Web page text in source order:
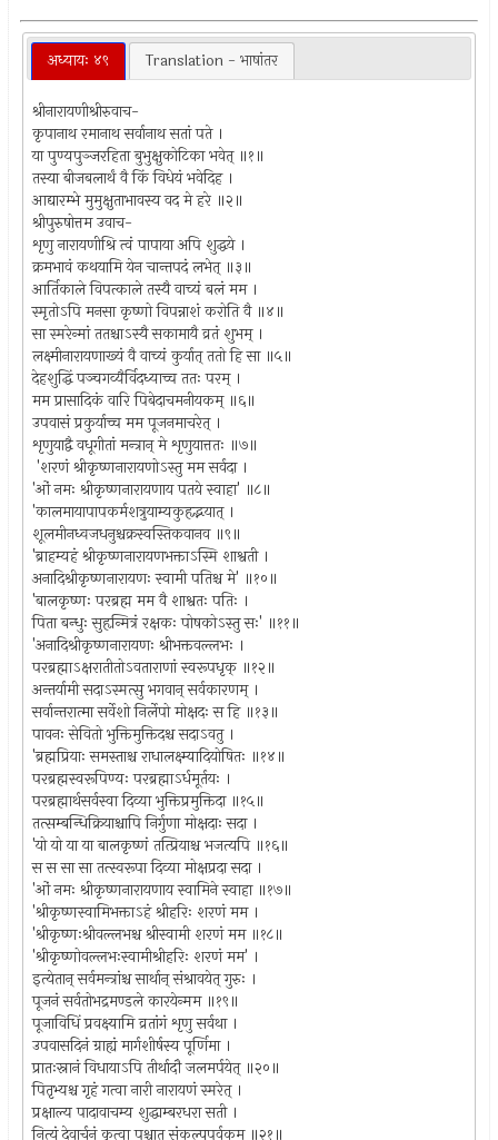
अध्यायः ४९ Translation - भाषांतर
श्रीनारायणीश्रीरुवाच-
कृपानाथ रमानाथ सर्वानाथ सतां पते ।
या पुण्यपुञ्जरहिता बुभुक्षुकोटिका भवेत् ॥१॥
तस्या बीजबलार्थं वै किं विधेयं भवेदिह ।
आद्यारम्भे मुमुक्षुताभावस्य वद मे हरे ॥२॥
श्रीपुरुषोत्तम उवाच-
शृणु नारायणीश्रि त्वं पापाया अपि शुद्धये ।
क्रमभावं कथयामि येन चान्तपदं लभेत् ॥३॥
आर्तिकाले विपत्काले तस्यै वाच्यं बलं मम ।
स्मृतोऽपि मनसा कृष्णो विपन्नाशं करोति वै ॥४॥
सा स्मरेन्मां ततश्चाऽस्यै सकामायै व्रतं शुभम् ।
लक्ष्मीनारायणाख्यं वै वाच्यं कुर्यात् ततो हि सा ॥५॥
देहशुद्धिं पञ्चगव्यैर्विदध्याच्च ततः परम् ।
मम प्रासादिकं वारि पिबेदाचमनीयकम् ॥६॥
उपवासं प्रकुर्याच्च मम पूजनमाचरेत् ।
शृणुयाद्वै वधूगीतां मन्त्रान् मे शृणुयात्ततः ॥७॥
'शरणं श्रीकृष्णनारायणोऽस्तु मम सर्वदा ।
'ओं नमः श्रीकृष्णनारायणाय पतये स्वाहा' ॥८॥
'कालमायापापकर्मशत्रुयाम्यकुहृद्भयात् ।
शूलमीनध्वजधनुश्चक्रस्वस्तिकवानव ॥९॥
'ब्राहम्यहं श्रीकृष्णनारायणभक्ताऽस्मि शाश्वती ।
अनादिश्रीकृष्णनारायणः स्वामी पतिश्च मे' ॥१०॥
'बालकृष्णः परब्रह्म मम वै शाश्वतः पतिः ।
पिता बन्धुः सुहृन्मित्रं रक्षकः पोषकोऽस्तु सः' ॥११॥
'अनादिश्रीकृष्णनारायणः श्रीभक्तवल्लभः ।
परब्रह्माऽक्षरातीतोऽवताराणां स्वरूपधृक् ॥१२॥
अन्तर्यामी सदाऽस्मत्सु भगवान् सर्वकारणम् ।
सर्वान्तरात्मा सर्वेशो निर्लेपो मोक्षदः स हि ॥१३॥
पावनः सेवितो भुक्तिमुक्तिदश्च सदाऽवतु ।
'ब्रह्मप्रियाः समस्ताश्च राधालक्ष्म्यादियोषितः ॥१४॥
परब्रह्मस्वरूपिण्यः परब्रह्माऽर्धमूर्तयः ।
परब्रह्मार्थसर्वस्वा दिव्या भुक्तिप्रमुक्तिदा ॥१५॥
तत्सम्बन्धिक्रियाश्चापि निर्गुणा मोक्षदाः सदा ।
'यो यो या या बालकृष्णं तत्प्रियाश्च भजत्यपि ॥१६॥
स स सा सा तत्स्वरूपा दिव्या मोक्षप्रदा सदा ।
'ओं नमः श्रीकृष्णनारायणाय स्वामिने स्वाहा ॥१७॥
'श्रीकृष्णस्वामिभक्ताऽहं श्रीहरिः शरणं मम ।
'श्रीकृष्णःश्रीवल्लभश्च श्रीस्वामी शरणं मम ॥१८॥
'श्रीकृष्णोवल्लभःस्वामीश्रीहरिः शरणं मम' ।
इत्येतान् सर्वमन्त्रांश्च सार्थान् संश्रावयेत् गुरुः ।
पूजनं सर्वतोभद्रमण्डले कारयेन्मम ॥१९॥
पूजाविधिं प्रवक्ष्यामि व्रतांगं शृणु सर्वथा ।
उपवासदिनं ग्राह्यं मार्गशीर्षस्य पूर्णिमा ।
प्रातःस्नानं विधायाऽपि तीर्थादौ जलमर्पयेत् ॥२०॥
पितृभ्यश्च गृहं गत्वा नारी नारायणं स्मरेत् ।
प्रक्षाल्य पादावाचम्य शुद्धाम्बरधरा सती ।
नित्यं देवार्चनं कृत्वा पश्चात् संकल्पपूर्वकम् ॥२१॥